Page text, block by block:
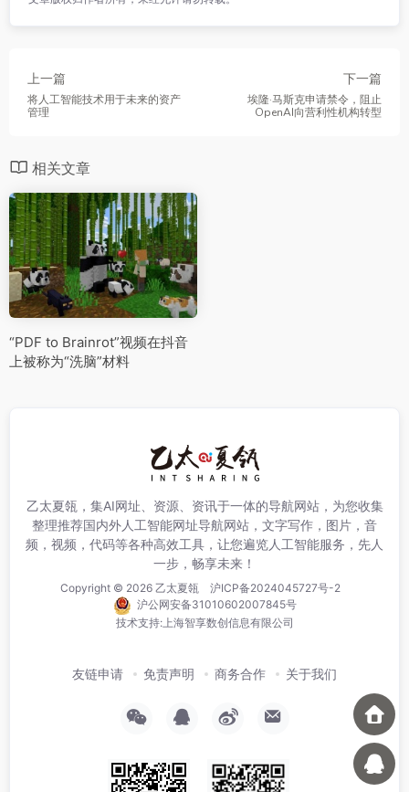
上一篇
将人工智能技术用于未来的资产
管理
下一篇
埃隆·马斯克申请禁令，阻止
OpenAI向营利性机构转型
相关文章
“PDF to Brainrot”视频在抖音
上被称为“洗脑”材料
乙太夏瓴，集AI网址、资源、资讯于一体的导航网站，为您收集
整理推荐国内外人工智能网址导航网站，文字写作，图片，音
频，视频，代码等各种高效工具，让您遍览人工智能服务，先人
一步，畅享未来！
Copyright © 2026 乙太夏瓴
沪ICP备2024045727号-2
沪公网安备31010602007845号
技术支持:上海智享数创信息有限公司
友链申请 免责声明 商务合作 关于我们